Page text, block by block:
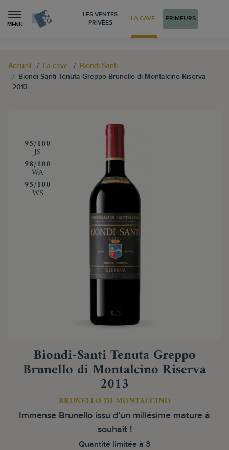
MENU
LES VENTES
PRIVÉES
LA CAVE PRIMEURS
Accueil La cave
Biondi Santi
Biondi-Santi Tenuta Greppo Brunello di Montalcino Riserva
2013
‍95/100
JS
‍98/100
WA
‍95/100
WS
Biondi-Santi Tenuta Greppo
Brunello di Montalcino Riserva
2013
BRUNELLO DI MONTALCINO
Immense Brunello issu d’un millésime mature à
souhait !
Quantité limitée à 3